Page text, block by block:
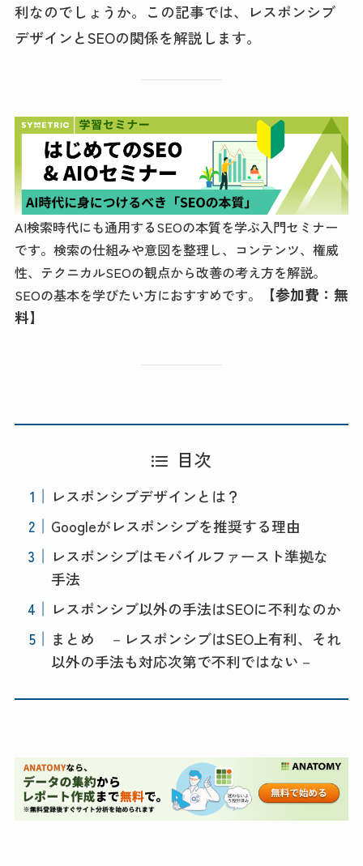
利なのでしょうか。この記事では、レスポンシブ
デザインとSEOの関係を解説します。
AI検索時代にも通用するSEOの本質を学ぶ入門セミナー
です。検索の仕組みや意図を整理し、コンテンツ、権威
性、テクニカルSEOの観点から改善の考え方を解説。
SEOの基本を学びたい方におすすめです。
【参加費：無
料】
目次
レスポンシブデザインとは？
Googleがレスポンシブを推奨する理由
レスポンシブはモバイルファースト準拠な
手法
レスポンシブ以外の手法はSEOに不利なのか
まとめ －レスポンシブはSEO上有利、それ
以外の手法も対応次第で不利ではない－